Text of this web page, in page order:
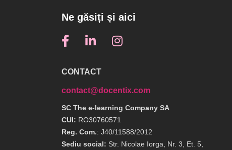
Ne găsiți și aici
CONTACT
contact@docentix.com
SC The e-learning Company SA
CUI: RO30760571
Reg. Com.: J40/11588/2012
Sediu social: Str. Nicolae Iorga, Nr. 3, Et. 5,